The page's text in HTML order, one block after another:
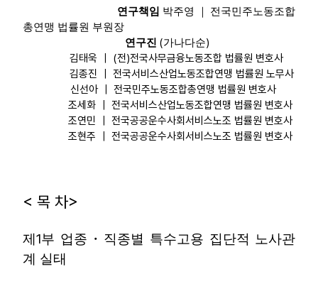
연구책임 박주영
전국민주노동조합
총연맹 법률원 부원장
연구진 (가나다순)
김태욱 ｜ (전)전국사무금융노동조합 법률원 변호사
김종진 ｜ 전국서비스산업노동조합연맹 법률원 노무사
신선아 ｜ 전국민주노동조합총연맹 법률원 변호사
조세화 ｜ 전국서비스산업노동조합연맹 법률원 변호사
조연민 ｜ 전국공공운수사회서비스노조 법률원 변호사
조현주 ｜ 전국공공운수사회서비스노조 법률원 변호사
< 목 차>
제 1부 업종 ・ 직종별 특수고용 집단적 노사관
계 실태